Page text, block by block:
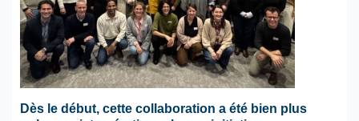
Dès le début, cette collaboration a été bien plus